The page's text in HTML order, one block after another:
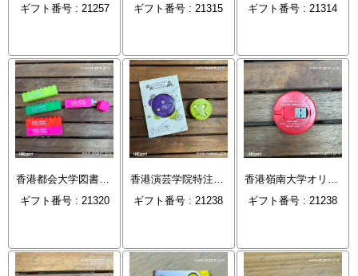
ギフト番号 : 21257
ギフト番号 : 21315
ギフト番号 : 21314
香港都会大学図書館 - ブロック蛍光ペン
ギフト番号 : 21320
ギフト番号 : 21238
ギフト番号 : 21238